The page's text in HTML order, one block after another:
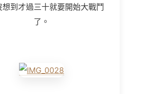
想到才過三十就要開始大戰鬥
了。